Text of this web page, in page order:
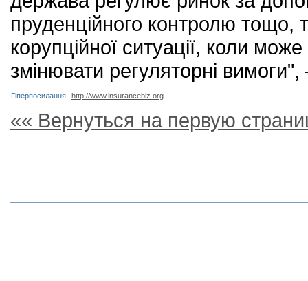
пруденційного контролю тощо,
корупційної ситуації, коли
змінювати регуляторні
Гіперпосилання: http://www.insurancebiz.org
«« Вернуться на первую